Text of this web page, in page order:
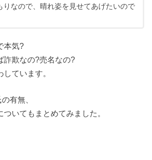
りなので、晴れ姿を見せてあげたいので
本気?
詐欺なの?売名なの?
ています。
有無、
いてもまとめてみました。